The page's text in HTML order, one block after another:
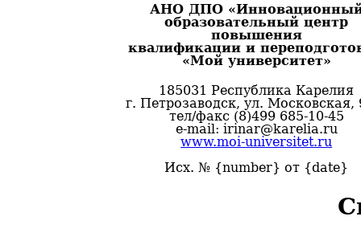
АНО ДПО
образовательный центр
повышения
квалификации и
«Мой университет»
185031 Республика Карелия
г. Петрозаводск, ул. Московская,
тел/факс (8)499 685-10-45
e-mail: irinar@karelia.ru
www.moi-universitet.ru
Исх. № {number} от {date}